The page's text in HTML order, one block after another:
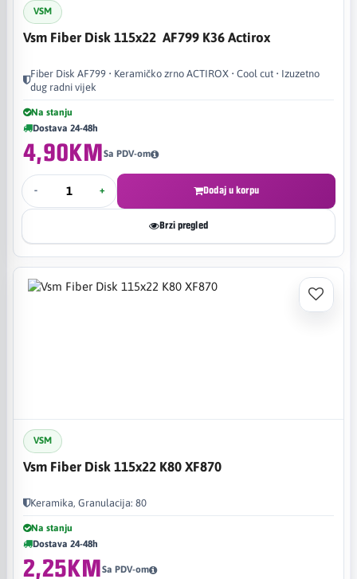
VSM
Vsm Fiber Disk 115x22 AF799 K36 Actirox
Fiber Disk AF799 • Keramičko zrno ACTIROX • Cool cut • Izuzetno
dug radni vijek
Na stanju
Dostava 24-48h
4,90KMSa PDV-om
- + Dodaj u korpu
Brzi pregled
VSM
Vsm Fiber Disk 115x22 K80 XF870
Keramika, Granulacija: 80
Na stanju
Dostava 24-48h
2,25KMSa PDV-om